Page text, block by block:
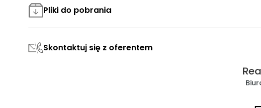
Pliki do pobrania
Skontaktuj się z oferentem